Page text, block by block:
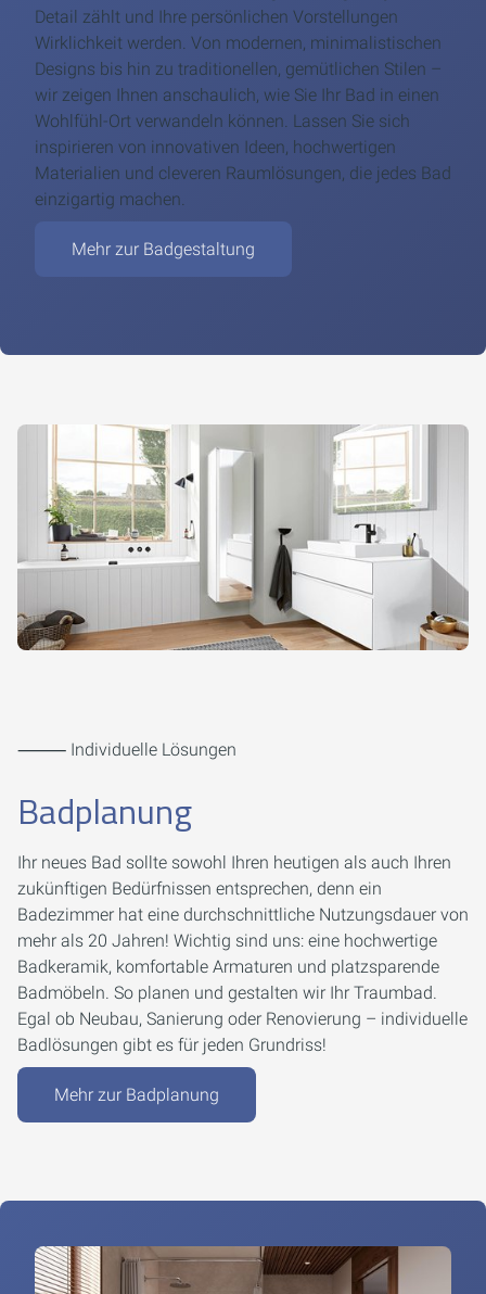
Detail zählt und Ihre persönlichen Vorstellungen
Wirklichkeit werden. Von modernen, minimalistischen
Designs bis hin zu traditionellen, gemütlichen Stilen –
wir zeigen Ihnen anschaulich, wie Sie Ihr Bad in einen
Wohlfühl-Ort verwandeln können. Lassen Sie sich
inspirieren von innovativen Ideen, hochwertigen
Materialien und cleveren Raumlösungen, die jedes Bad
einzigartig machen.
Mehr zur Badgestaltung
⸻ Individuelle Lösungen
Badplanung
Ihr neues Bad sollte sowohl Ihren heutigen als auch Ihren
zukünftigen Bedürfnissen entsprechen, denn ein
Badezimmer hat eine durchschnittliche Nutzungsdauer von
mehr als 20 Jahren! Wichtig sind uns: eine hochwertige
Badkeramik, komfortable Armaturen und platzsparende
Badmöbeln. So planen und gestalten wir Ihr Traumbad.
Egal ob Neubau, Sanierung oder Renovierung – individuelle
Badlösungen gibt es für jeden Grundriss!
Mehr zur Badplanung